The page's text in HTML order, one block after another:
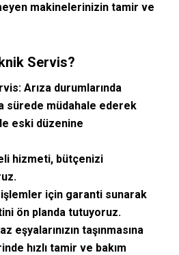
makinelerinizin tamir ve
Servis?
Arıza durumlarında
sürede müdahale ederek
eski düzenine
hizmeti, bütçenizi
işlemler için garanti sunarak
ön planda tutuyoruz.
eşyalarınızın taşınmasına
hızlı tamir ve bakım